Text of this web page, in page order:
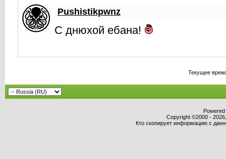
Pushistikpwnz
С днюхой ебана!
Текущее
Copyright ©2000 -
Кто скопирует информацию с